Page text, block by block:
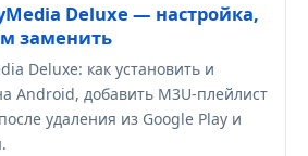
Deluxe — настройка,
заменить
Deluxe: как установить и
Android, добавить M3U-плейлист
удаления из Google Play и